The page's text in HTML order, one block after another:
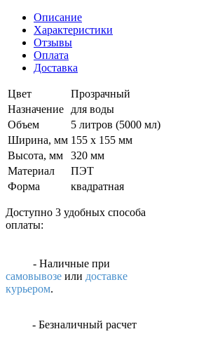
Описание
Характеристики
Отзывы
Оплата
Доставка
Цвет
Прозрачный
Назначение
для воды
Объем
5 литров (5000 мл)
Ширина, мм 155 х 155 мм
Высота, мм
320 мм
Материал
ПЭТ
Форма
квадратная
Доступно 3 удобных способа
оплаты:
- Наличные при
самовывозе или доставке
курьером.
- Безналичный расчет